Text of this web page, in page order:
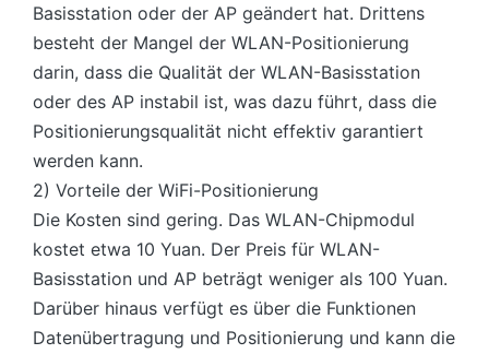
Basisstation oder der AP geändert hat. Drittens
besteht der Mangel der WLAN-Positionierung
darin, dass die Qualität der WLAN-Basisstation
oder des AP instabil ist, was dazu führt, dass die
Positionierungsqualität nicht effektiv garantiert
werden kann.
2) Vorteile der WiFi-Positionierung
Die Kosten sind gering. Das WLAN-Chipmodul
kostet etwa 10 Yuan. Der Preis für WLAN-
Basisstation und AP beträgt weniger als 100 Yuan.
Darüber hinaus verfügt es über die Funktionen
Datenübertragung und Positionierung und kann die